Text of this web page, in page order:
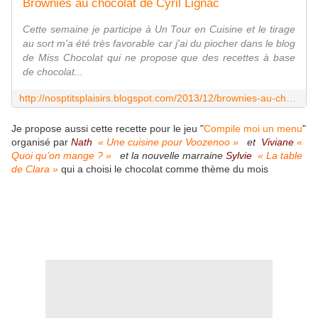
Brownies au chocolat de Cyril Lignac
Cette semaine je participe à Un Tour en Cuisine et le tirage
au sort m'a été très favorable car j'ai du piocher dans le blog
de Miss Chocolat qui ne propose que des recettes à base
de chocolat...
Je propose aussi cette recette pour le jeu "Compile moi un menu"
organisé par Nath « Une cuisine pour Voozenoo » et Viviane «
Quoi qu’on mange ? »
et la nouvelle marraine Sylvie « La table
de Clara » qui a choisi le chocolat comme thème du mois